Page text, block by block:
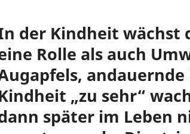
der Kindheit wächst
Rolle als auch
„zu sehr“
später im Leben